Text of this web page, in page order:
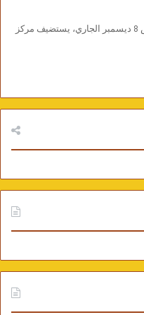
كتب : كريم شحاته فى الثامنة مساء الخميس 8 ديسمبر الجاري، يستضيف مركز